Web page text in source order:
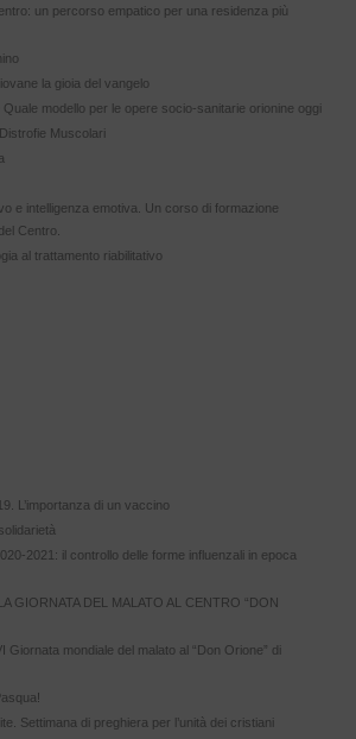
un percorso empatico per una residenza più
la gioia del vangelo
modello per le opere socio-sanitarie orionine oggi
Muscolari
e intelligenza emotiva. Un corso di formazione
Centro.
al trattamento riabilitativo
L’importanza di un vaccino
2021: il controllo delle forme influenzali in epoca
GIORNATA DEL MALATO AL CENTRO “DON
Giornata mondiale del malato al “Don Orione” di
Settimana di preghiera per l’unità dei cristiani